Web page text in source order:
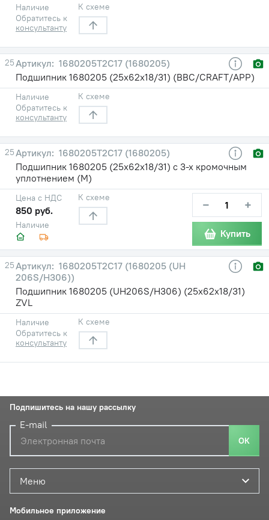
Наличие
Обратитесь к
консультанту
К схеме
25
1680205Т2С17 (1680205)
Подшипник 1680205 (25х62х18/31) (BBC/CRAFT/APP)
Наличие
Обратитесь к
консультанту
К схеме
25
1680205Т2С17 (1680205)
Подшипник 1680205 (25х62х18/31) с 3-х кромочным
уплотнением (М)
Наличие
Цена с НДС
850 руб.
К схеме − +
Купить
25
1680205Т2С17 (1680205 (UH
206S/H306))
Подшипник 1680205 (UH206S/H306) (25х62х18/31)
ZVL
Наличие
Обратитесь к
консультанту
К схеме
Меню
Мобильное приложение
Подпишитесь на нашу рассылку
E-mail
ОК